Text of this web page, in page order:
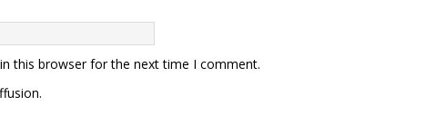
this browser for the next time I comment.